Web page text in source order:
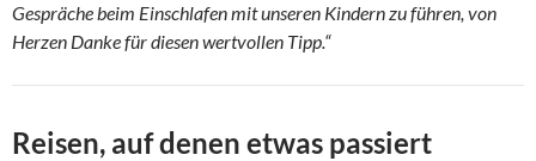
Gespräche beim Einschlafen mit unseren Kindern zu führen, von
Herzen Danke für diesen wertvollen Tipp.“
Reisen, auf denen etwas passiert